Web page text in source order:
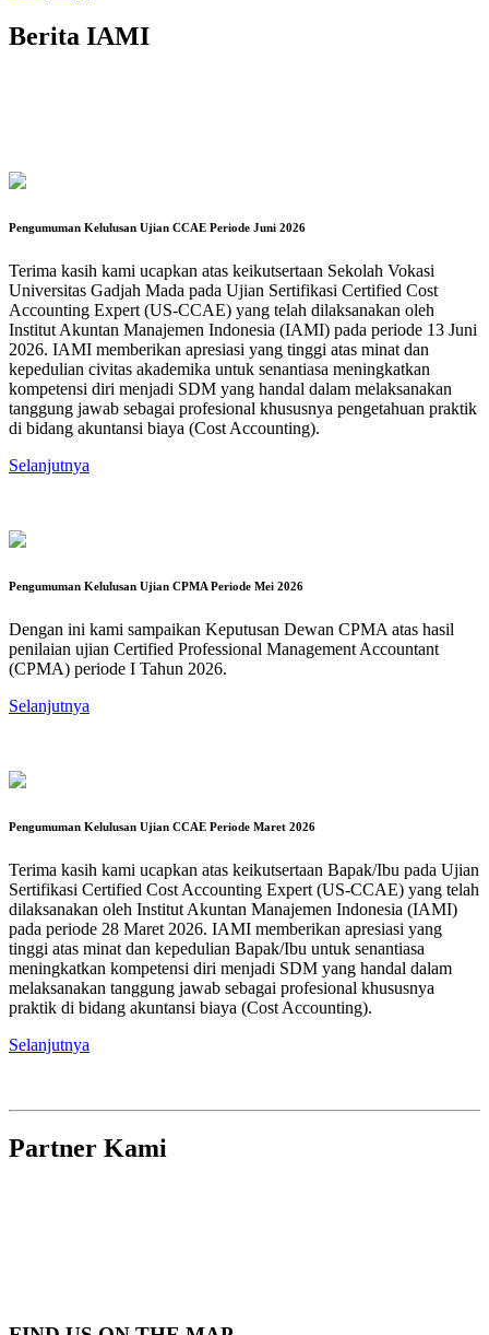
Berita IAMI
Pengumuman Kelulusan Ujian CCAE Periode Juni 2026
Terima kasih kami ucapkan atas keikutsertaan Sekolah Vokasi
Universitas Gadjah Mada pada Ujian Sertifikasi Certified Cost
Accounting Expert (US-CCAE) yang telah dilaksanakan oleh
Institut Akuntan Manajemen Indonesia (IAMI) pada periode 13 Juni
2026. IAMI memberikan apresiasi yang tinggi atas minat dan
kepedulian civitas akademika untuk senantiasa meningkatkan
kompetensi diri menjadi SDM yang handal dalam melaksanakan
tanggung jawab sebagai profesional khususnya pengetahuan praktik
di bidang akuntansi biaya (Cost Accounting).
Selanjutnya
Pengumuman Kelulusan Ujian CPMA Periode Mei 2026
Dengan ini kami sampaikan Keputusan Dewan CPMA atas hasil
penilaian ujian Certified Professional Management Accountant
(CPMA) periode I Tahun 2026.
Selanjutnya
Pengumuman Kelulusan Ujian CCAE Periode Maret 2026
Terima kasih kami ucapkan atas keikutsertaan Bapak/Ibu pada Ujian
Sertifikasi Certified Cost Accounting Expert (US-CCAE) yang telah
dilaksanakan oleh Institut Akuntan Manajemen Indonesia (IAMI)
pada periode 28 Maret 2026. IAMI memberikan apresiasi yang
tinggi atas minat dan kepedulian Bapak/Ibu untuk senantiasa
meningkatkan kompetensi diri menjadi SDM yang handal dalam
melaksanakan tanggung jawab sebagai profesional khususnya
praktik di bidang akuntansi biaya (Cost Accounting).
Selanjutnya
Partner Kami